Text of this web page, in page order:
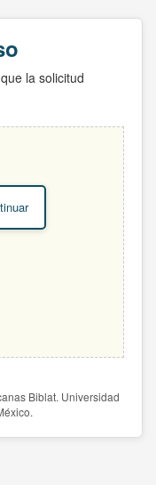
la solicitud
Biblat. Universidad